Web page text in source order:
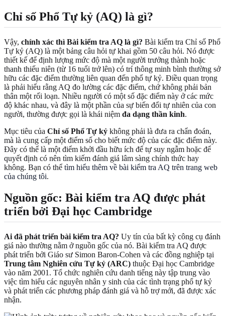
Chỉ số Phổ Tự kỷ (AQ) là gì?
Vậy, chính xác thì Bài kiểm tra AQ là gì? Bài kiểm tra Chỉ số Phổ
Tự kỷ (AQ) là một bảng câu hỏi tự khai gồm 50 câu hỏi. Nó được
thiết kế để định lượng mức độ mà một người trưởng thành hoặc
thanh thiếu niên (từ 16 tuổi trở lên) có trí thông minh bình thường sở
hữu các đặc điểm thường liên quan đến phổ tự kỷ. Điều quan trọng
là phải hiểu rằng AQ đo lường các đặc điểm, chứ không phải bản
thân một rối loạn. Nhiều người có một số đặc điểm này ở các mức
độ khác nhau, và đây là một phần của sự biến đổi tự nhiên của con
người, thường được gọi là khái niệm đa dạng thần kinh.
Mục tiêu của Chỉ số Phổ Tự kỷ không phải là đưa ra chẩn đoán,
mà là cung cấp một điểm số cho biết mức độ của các đặc điểm này.
Đây có thể là một điểm khởi đầu hữu ích để tự suy ngẫm hoặc để
quyết định có nên tìm kiếm đánh giá lâm sàng chính thức hay
không. Bạn có thể tìm hiểu thêm về bài kiểm tra AQ trên trang web
của chúng tôi.
Nguồn gốc: Bài kiểm tra AQ được phát
triển bởi Đại học Cambridge
Ai đã phát triển bài kiểm tra AQ? Uy tín của bất kỳ công cụ đánh
giá nào thường nằm ở nguồn gốc của nó. Bài kiểm tra AQ được
phát triển bởi Giáo sư Simon Baron-Cohen và các đồng nghiệp tại
Trung tâm Nghiên cứu Tự kỷ (ARC) thuộc Đại học Cambridge
vào năm 2001. Tổ chức nghiên cứu danh tiếng này tập trung vào
việc tìm hiểu các nguyên nhân y sinh của các tình trạng phổ tự kỷ
và phát triển các phương pháp đánh giá và hỗ trợ mới, đã được xác
nhận.